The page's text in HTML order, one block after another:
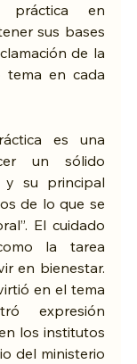
práctica en
sus bases
de la
tema en cada
es una
un sólido
y su principal
de lo que se
El cuidado
la tarea
en bienestar.
en el tema
expresión
los institutos
del ministerio